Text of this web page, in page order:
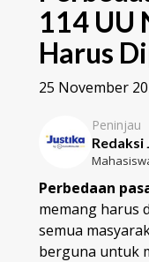
114 UU
Harus
25 November
Peninjau
Redaksi
Perbedaan
memang harus
semua
berguna untuk